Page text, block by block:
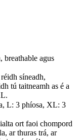
breathable agus
síneadh,
tú taitneamh as é a
L: 3 phíosa, XL: 3
ort faoi chompord
ar thuras trá, ar